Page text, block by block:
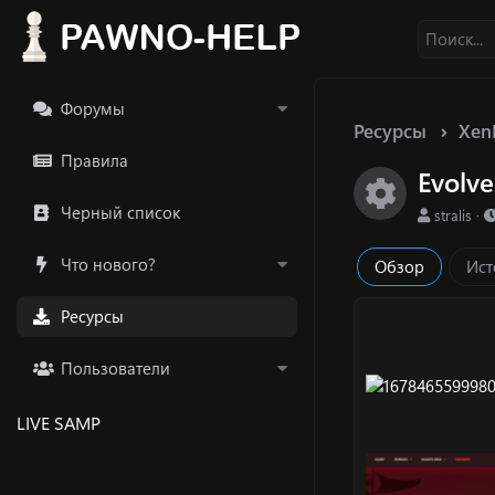
Форумы
Правила
Черный список
Что нового?
Ресурсы
Пользователи
LIVE SAMP
Ресурсы
А
т
о
stralis
Обзор